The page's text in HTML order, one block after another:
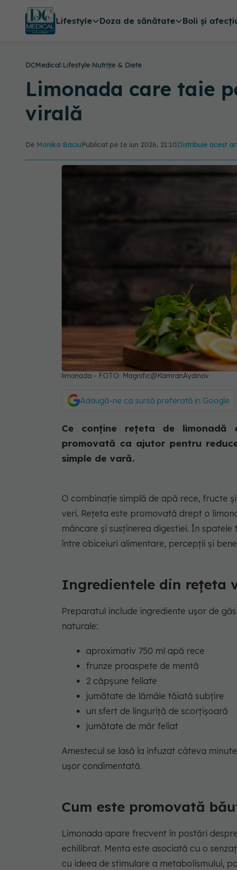
Lifestyle Doza de sănătate Boli și
DCMedical›Lifestyle›Nutriție & Diete
Limonada care taie
virală
De Monika Baciu Publicat pe 16 iun 2026, 21:10Distribuie acest
limonada - FOTO: Magnific@KamranAydinov
Adaugă-ne ca sursă preferată în Google
Ce conține rețeta de
promovată ca ajutor pentru
simple de vară.
O combinație simplă de apă rece, fructe
veri. Rețeta este promovată drept o
mâncare și susținerea digestiei. În
între obiceiuri alimentare, percepții și
Ingredientele din rețeta
Preparatul include ingrediente ușor de
naturale:
aproximativ 750 ml apă rece
frunze proaspete de mentă
2 căpșune feliate
jumătate de lămâie tăiată subțire
un sfert de linguriță de scorțișoară
jumătate de măr feliat
Amestecul se lasă la infuzat câteva
ușor condimentată.
Cum este promovată
Limonada apare frecvent în postări
echilibrat. Menta este asociată cu o
cu ideea de stimulare a metabolismului,